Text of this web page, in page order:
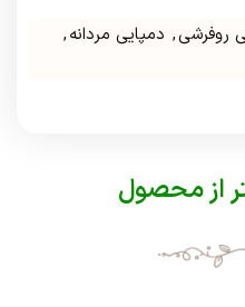
روفرشی, دمپایی مردانه,
از محصول